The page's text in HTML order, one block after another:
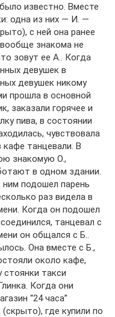
известно. Вместе
одна из них — И. —
с ней она ранее
знакома не
зовут ее А.. Когда
девушек в
девушек никому
прошла в основной
заказали горячее и
пива, в состоянии
чувствовала
танцевали. В
знакомую О.,
в одном здании.
ним подошел парень
раз видела в
Когда он подошел
танцевал с
он общался с Б..
Она вместе с Б.,
около кафе,
такси
Когда они
“24 часа”
где купили по